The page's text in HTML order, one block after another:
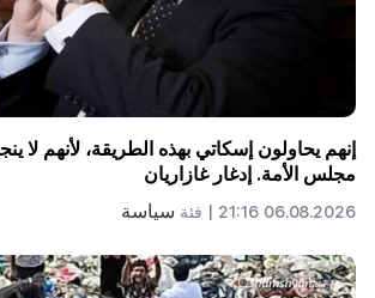
إنهم يحاولون إسكاتي بهذه الطريقة، لأنهم
مجلس الأمة. إدغار غازاريان
06.08.2026 21:16 | فئة سياسة